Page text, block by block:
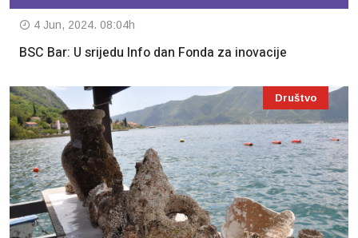
4 Jun, 2024. 08:04h
BSC Bar: U srijedu Info dan Fonda za inovacije
Društvo